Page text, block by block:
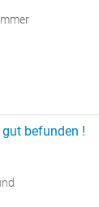
befunden !